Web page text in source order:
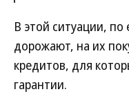
В этой ситуации,
дорожают, на их
кредитов, для
гарантии.